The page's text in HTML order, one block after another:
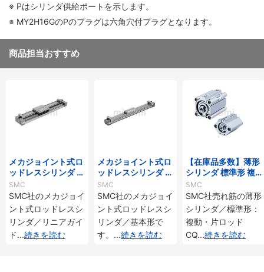
※ Pはシリンダ供給ポートを示します。
※ MY2H16GのPのプラグは六角穴付プラグとなります。
商品担当おすすめ
メカジョイント式ロ
ッドレスシリンダ リ
ニアガイド形 MY1H
シリーズ
SMC
SMC社のメカジョイ
ント式ロッドレスシ
リンダ／リニアガイ
ド...続きを読む
メカジョイント式ロ
ッドレスシリンダ 基
本形 MY1Bシリーズ
SMC
SMC社のメカジョイ
ント式ロッドレスシ
リンダ／基本形で
す。 ...続きを読む
【在庫品多数】薄形
シリンダ 標準形 複
動・片ロッド CQ2
シリーズ
SMC
SMC社売れ筋の薄形
シリンダ／標準形：
複動・片ロッド
CQ...続きを読む